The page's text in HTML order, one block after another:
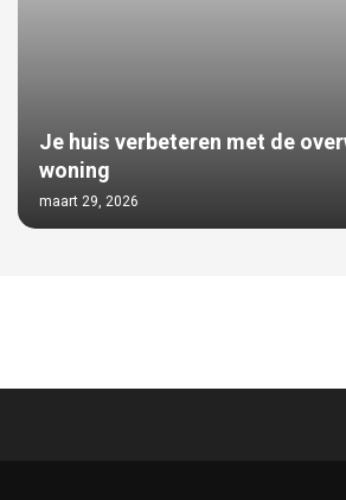
Je huis verbeteren met de
woning
maart 29, 2026